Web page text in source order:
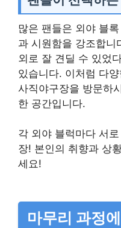
많은 팬들은 외야 블
과 시원함을 강조합니
외로 잘 견딜 수 있었
있습니다. 이처럼 다
사직야구장을 방문하
한 공간입니다.
각 외야 블럭마다 서
장! 본인의 취향과 상
세요!
마무리 과정